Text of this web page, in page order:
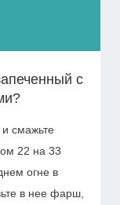
с
и смажьте
22 на 33
огне в
в нее фарш,